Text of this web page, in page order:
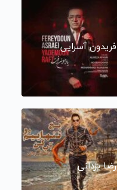
فریدون آسرایی
رضا یزدانی